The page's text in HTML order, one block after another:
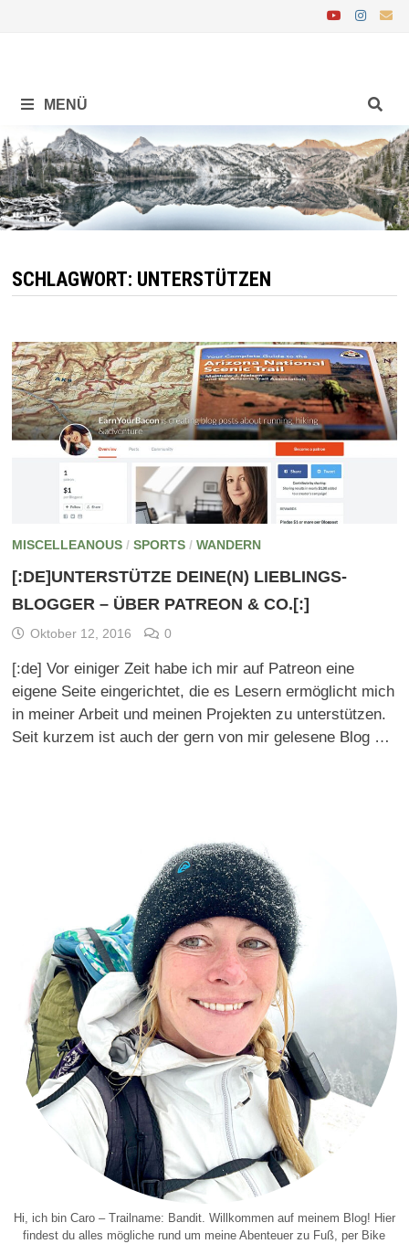
MENÜ
SCHLAGWORT: UNTERSTÜTZEN
MISCELLEANOUS/ SPORTS/ WANDERN
[:DE]UNTERSTÜTZE DEINE(N) LIEBLINGS-
BLOGGER – ÜBER PATREON & CO.[:]
Oktober 12, 2016 0
[:de] Vor einiger Zeit habe ich mir auf Patreon eine
eigene Seite eingerichtet, die es Lesern ermöglicht mich
in meiner Arbeit und meinen Projekten zu unterstützen.
Seit kurzem ist auch der gern von mir gelesene Blog …
Hi, ich bin Caro – Trailname: Bandit. Willkommen auf meinem Blog! Hier
findest du alles mögliche rund um meine Abenteuer zu Fuß, per Bike